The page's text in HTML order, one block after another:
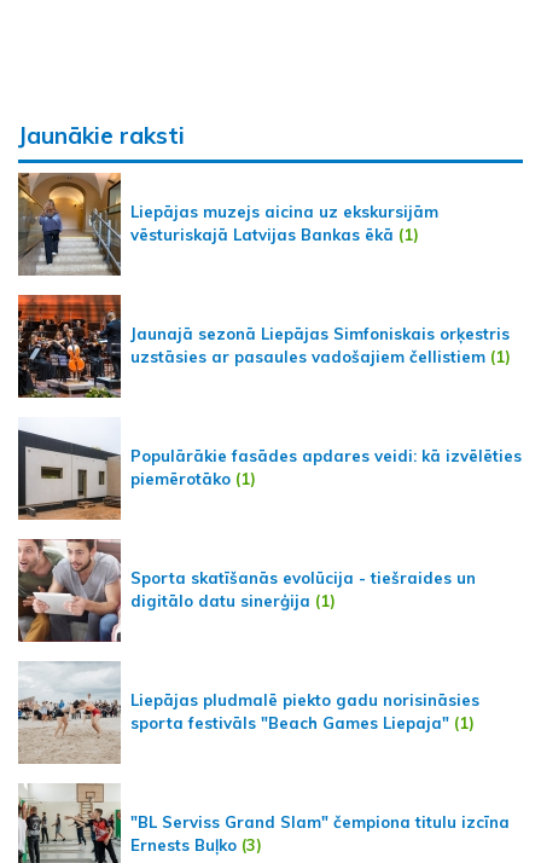
Jaunākie raksti
Liepājas muzejs aicina uz ekskursijām
vēsturiskajā Latvijas Bankas ēkā (1)
Jaunajā sezonā Liepājas Simfoniskais orķestris
uzstāsies ar pasaules vadošajiem čellistiem (1)
Populārākie fasādes apdares veidi: kā izvēlēties
piemērotāko (1)
Sporta skatīšanās evolūcija - tiešraides un
digitālo datu sinerģija (1)
Liepājas pludmalē piekto gadu norisināsies
sporta festivāls "Beach Games Liepaja" (1)
"BL Serviss Grand Slam" čempiona titulu izcīna
Ernests Buļko (3)